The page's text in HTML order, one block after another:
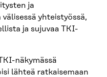
ja
yhteistyössä,
ja sujuvaa TKI-
näkymässä
lähteä ratkaisemaan